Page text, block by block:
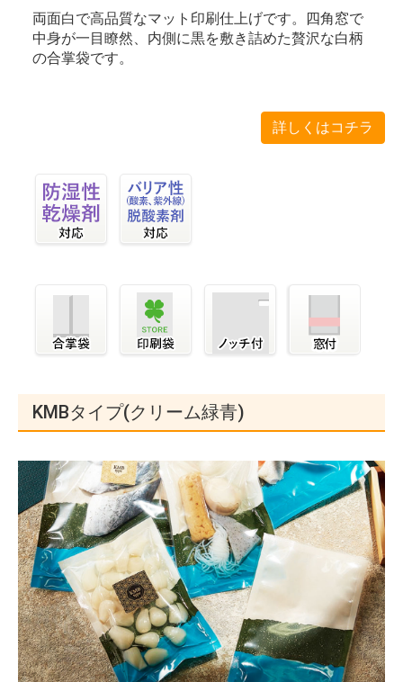
両面白で高品質なマット印刷仕上げです。四角窓で
中身が一目瞭然、内側に黒を敷き詰めた贅沢な白柄
の合掌袋です。
詳しくはコチラ
KMBタイプ(クリーム緑青)